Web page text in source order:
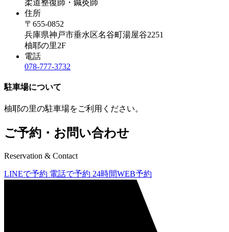
柔道整復師・鍼灸師
住所
〒655-0852
兵庫県神戸市垂水区名谷町湯屋谷2251
柚耶の里2F
電話
078-777-3732
駐車場について
柚耶の里の駐車場をご利用ください。
ご予約・お問い合わせ
Reservation & Contact
LINEで予約 電話で予約 24時間WEB予約